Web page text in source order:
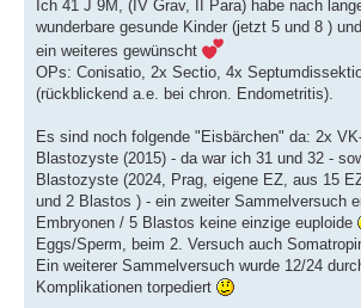
Ich 41 J 9M, (IV Grav, II Para) habe nach
wunderbare gesunde Kinder (jetzt 5 und 8 )
ein weiteres gewünscht
OPs: Conisatio, 2x Sectio, 4x
(rückblickend a.e. bei chron. Endometritis).
Es sind noch folgende "Eisbärchen" da: 2x
Blastozyste (2015) - da war ich 31 und 32 -
Blastozyste (2024, Prag, eigene EZ, aus 15
und 2 Blastos ) - ein zweiter Sammelversuch
Embryonen / 5 Blastos keine einzige euploide
Eggs/Sperm, beim 2. Versuch auch
Ein weiterer Sammelversuch wurde 12/24
Komplikationen torpediert